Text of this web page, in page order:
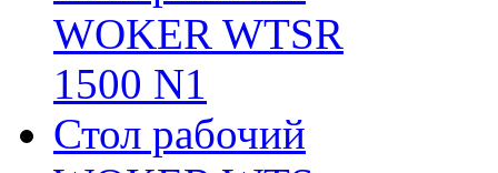
WOKER WTSR
1500 N1
Стол рабочий